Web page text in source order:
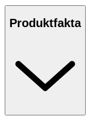
Produktfakta